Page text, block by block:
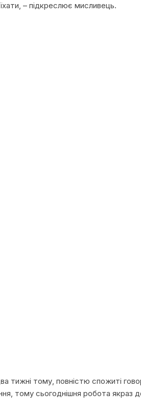
– підкреслює мисливець.
тижні тому, повністю спожиті
тому сьогоднішня робота якраз